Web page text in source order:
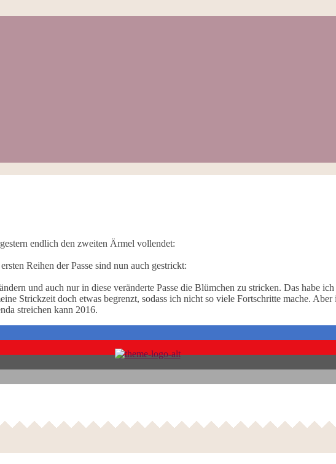
endlich den zweiten Ärmel vollendet:
Reihen der Passe sind nun auch gestrickt:
und auch nur in diese veränderte Passe die Blümchen zu stricken. Das habe
Strickzeit doch etwas begrenzt, sodass ich nicht so viele Fortschritte mache.
streichen kann 2016.